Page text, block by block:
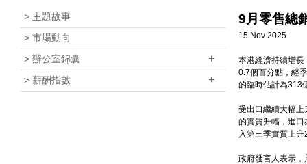
> 主題故事
> 市場動向
> 辦公室錦囊 +
> 薪酬指數 +
9月零售總
15 Nov 2025
本港經濟持續增
0.7個百分點，經
的臨時估計為313
受出口繼續大幅
的實質升幅，進
入第三季實質上
政府發言人表示